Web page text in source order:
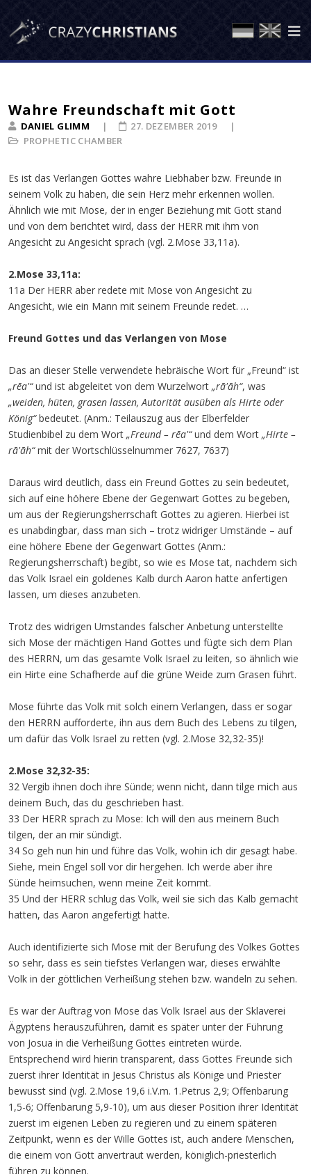
Wahre Freundschaft mit Gott
DANIEL GLIMM
PROPHETIC CHAMBER
27. DEZEMBER 2019
Es ist das Verlangen Gottes wahre Liebhaber bzw. Freunde in
seinem Volk zu haben, die sein Herz mehr erkennen wollen.
Ähnlich wie mit Mose, der in enger Beziehung mit Gott stand
und von dem berichtet wird, dass der HERR mit ihm von
Angesicht zu Angesicht sprach (vgl. 2.Mose 33,11a).
2.Mose 33,11a:
11a Der HERR aber redete mit Mose von Angesicht zu
Angesicht, wie ein Mann mit seinem Freunde redet. …
Freund Gottes und das Verlangen von Mose
Das an dieser Stelle verwendete hebräische Wort für „Freund“ ist
„rēa'“und ist abgeleitet von dem Wurzelwort „rā'āh“, was
„weiden, hüten, grasen lassen, Autorität ausüben als Hirte oder
König“bedeutet. (Anm.: Teilauszug aus der Elberfelder
Studienbibel zu dem Wort „Freund – rēa'“und dem Wort „Hirte –
rā'āh“mit der Wortschlüsselnummer 7627, 7637)
Daraus wird deutlich, dass ein Freund Gottes zu sein bedeutet,
sich auf eine höhere Ebene der Gegenwart Gottes zu begeben,
um aus der Regierungsherrschaft Gottes zu agieren. Hierbei ist
es unabdingbar, dass man sich – trotz widriger Umstände – auf
eine höhere Ebene der Gegenwart Gottes (Anm.:
Regierungsherrschaft) begibt, so wie es Mose tat, nachdem sich
das Volk Israel ein goldenes Kalb durch Aaron hatte anfertigen
lassen, um dieses anzubeten.
Trotz des widrigen Umstandes falscher Anbetung unterstellte
sich Mose der mächtigen Hand Gottes und fügte sich dem Plan
des HERRN, um das gesamte Volk Israel zu leiten, so ähnlich wie
ein Hirte eine Schafherde auf die grüne Weide zum Grasen führt.
Mose führte das Volk mit solch einem Verlangen, dass er sogar
den HERRN aufforderte, ihn aus dem Buch des Lebens zu tilgen,
um dafür das Volk Israel zu retten (vgl. 2.Mose 32,32-35)!
2.Mose 32,32-35:
32 Vergib ihnen doch ihre Sünde; wenn nicht, dann tilge mich aus
deinem Buch, das du geschrieben hast.
33 Der HERR sprach zu Mose: Ich will den aus meinem Buch
tilgen, der an mir sündigt.
34 So geh nun hin und führe das Volk, wohin ich dir gesagt habe.
Siehe, mein Engel soll vor dir hergehen. Ich werde aber ihre
Sünde heimsuchen, wenn meine Zeit kommt.
35 Und der HERR schlug das Volk, weil sie sich das Kalb gemacht
hatten, das Aaron angefertigt hatte.
Auch identifizierte sich Mose mit der Berufung des Volkes Gottes
so sehr, dass es sein tiefstes Verlangen war, dieses erwählte
Volk in der göttlichen Verheißung stehen bzw. wandeln zu sehen.
Es war der Auftrag von Mose das Volk Israel aus der Sklaverei
Ägyptens herauszuführen, damit es später unter der Führung
von Josua in die Verheißung Gottes eintreten würde.
Entsprechend wird hierin transparent, dass Gottes Freunde sich
zuerst ihrer Identität in Jesus Christus als Könige und Priester
bewusst sind (vgl. 2.Mose 19,6 i.V.m. 1.Petrus 2,9; Offenbarung
1,5-6; Offenbarung 5,9-10), um aus dieser Position ihrer Identität
zuerst im eigenen Leben zu regieren und zu einem späteren
Zeitpunkt, wenn es der Wille Gottes ist, auch andere Menschen,
die einem von Gott anvertraut werden, königlich-priesterlich
führen zu können.